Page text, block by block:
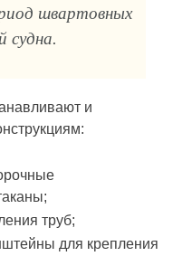
швартовных
судна.
и
труб;
для крепления